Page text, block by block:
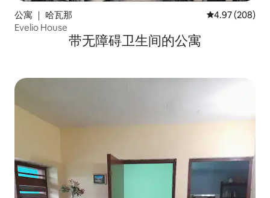
公寓 ｜ 哈瓦那 平均评分 4.97
4.97 (208)
Evelio House
带无障碍卫生间的公寓